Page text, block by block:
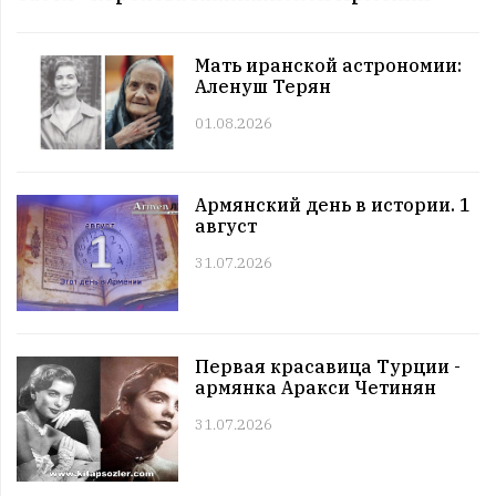
11:00 | 11.07 | 1027
ЗНАМЕНИТОСТИ
Именниники. 11 июль
10:00 | 11.07 | 1002
АРМЯНЕ
Армянский день в истории. 11 июль
Все праздники. 11 июль
08:00 | 11.07 | 986|
ГОРОСКОПЫ
Четверг. 11 июль
12:00 | 10.07 | 1023
Этот день в истории. 10 июль
11:00 | 10.07 | 1010
Именниники. 10 июль
10:00 | 10.07 | 989|
Армянский день в истории. 10 июль
09:00 | 10.07 |
990|
Все праздники. 10 июль
Мать иранской астрономии:
Аленуш Терян
01.08.2026
Армянский день в истории. 1
август
31.07.2026
Первая красавица Турции -
армянка Аракси Четинян
31.07.2026